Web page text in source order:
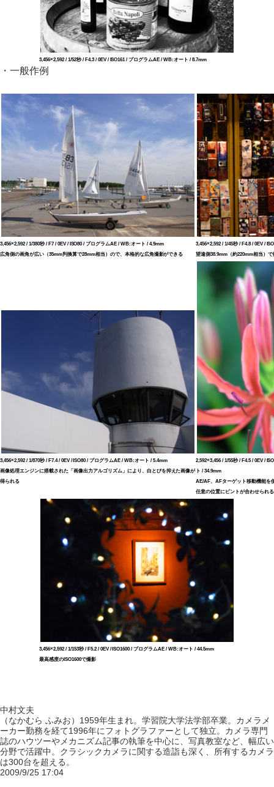
3,456×2,592 / 1/52秒 / F4.3 / 0EV / ISO161 / プログラムAE / WB:オート / 8.7mm
・一般作例
3,456×2,592 / 1/380秒 / F7 / 0EV / ISO80 / プログラムAE / WB:オート / 4.9mm
広角側の画角が広い（35mm判換算で28mm相当）ので、本格的な広角撮影ができる
3,456×2,592 / 1/45秒 / F4.8 / 0EV /
望遠側38.9mm（約220mm相当）で
3,456×2,592 / 1/870秒 / F7.4 / 0EV / ISO80 / プログラムAE / WB:オート / 5.4mm
画像処理エンジンに搭載された「画像出力アルゴリズム」により、白とびを抑えた画像が
得られる
2,592×3,456 / 1/55秒 / F4.5 / 0EV /
ト / 34.9mm
AE/AF、AFターゲット移動機能を
任意の位置にピントが合わせられる
3,456×2,592 / 1/153秒 / F5.2 / 0EV / ISO1600 / プログラムAE / WB:オート / 44.5mm
最高感度のISO1600で撮影
中村文夫
（なかむら ふみお）1959年生まれ。学習院大学法学部卒業。カメラメ
ーカー勤務を経て1996年にフォトグラファーとして独立。カメラ専門
誌のハウツーやメカニズム記事の執筆を中心に、写真教室など、幅広い
分野で活躍中。クラシックカメラに関する造詣も深く、所有するカメラ
は300台を超える。
2009/9/25 17:04